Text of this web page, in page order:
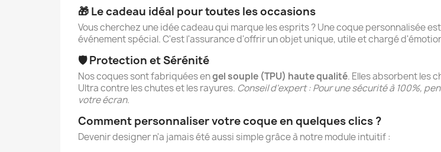
🎁 Le cadeau idéal pour toutes les occasions
Vous cherchez une idée cadeau qui marque les esprits ? Une coque personnalisée
événement spécial. C'est l'assurance d'offrir un objet unique, utile et chargé
🛡️ Protection et Sérénité
Nos coques sont fabriquées engel souple (TPU) haute qualité. Elles absorbent les
Ultra contre les chutes et les rayures. Conseil d'expert : Pour une sécurité à 100%,
votre écran.
Comment personnaliser votre coque en quelques clics ?
Devenir designer n'a jamais été aussi simple grâce à notre module intuitif :